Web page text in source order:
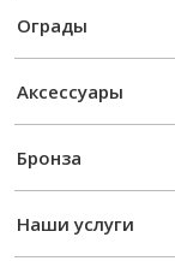
Ограды
Аксессуары
Бронза
Наши услуги